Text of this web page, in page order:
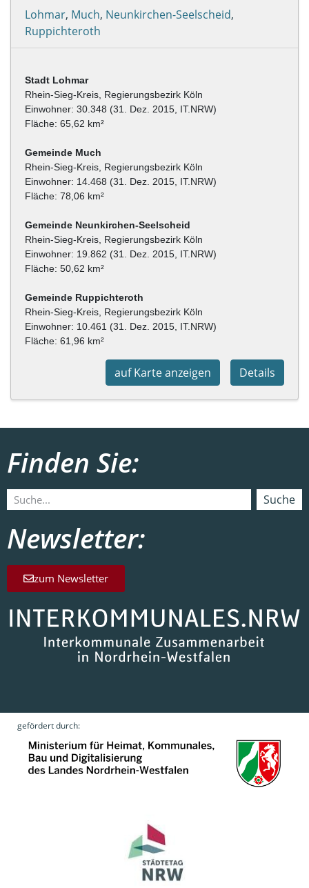
Lohmar, Much, Neunkirchen-Seelscheid,
Ruppichteroth
Rhein-Sieg-Kreis, Regierungsbezirk Köln
Einwohner: 30.348 (31. Dez. 2015, IT.NRW)
Fläche: 65,62 km²
Rhein-Sieg-Kreis, Regierungsbezirk Köln
Einwohner: 14.468 (31. Dez. 2015, IT.NRW)
Fläche: 78,06 km²
Rhein-Sieg-Kreis, Regierungsbezirk Köln
Einwohner: 19.862 (31. Dez. 2015, IT.NRW)
Fläche: 50,62 km²
Rhein-Sieg-Kreis, Regierungsbezirk Köln
Einwohner: 10.461 (31. Dez. 2015, IT.NRW)
Fläche: 61,96 km²
Details
auf Karte anzeigen
Finden Sie:
Suche
Newsletter:
zum Newsletter
gefördert durch: